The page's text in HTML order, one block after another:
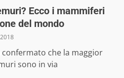
Ecco i mammiferi
del mondo
che la maggior
sono in via